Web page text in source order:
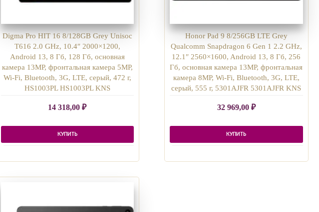
Digma Pro HIT 16 8/128GB Grey Unisoc
T616 2.0 GHz, 10.4″ 2000×1200,
Android 13, 8 Гб, 128 Гб, основная
камера 13MP, фронтальная камера 5MP,
Wi-Fi, Bluetooth, 3G, LTE, серый, 472 г,
HS1003PL HS1003PL KNS
14 318,00₽
КУПИТЬ
Honor Pad 9 8/256GB LTE Grey
Qualcomm Snapdragon 6 Gen 1 2.2 GHz,
12.1″ 2560×1600, Android 13, 8 Гб, 256
Гб, основная камера 13MP, фронтальная
камера 8MP, Wi-Fi, Bluetooth, 3G, LTE,
серый, 555 г, 5301AJFR 5301AJFR KNS
32 969,00 ₽
КУПИТЬ